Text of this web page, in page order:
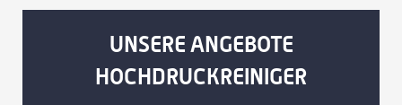
UNSERE ANGEBOTE
HOCHDRUCKREINIGER